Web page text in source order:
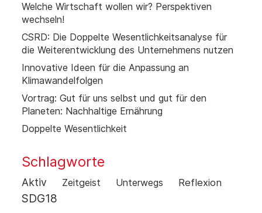
Welche Wirtschaft wollen wir? Perspektiven
wechseln!
CSRD: Die Doppelte Wesentlichkeitsanalyse für
die Weiterentwicklung des Unternehmens nutzen
Innovative Ideen für die Anpassung an
Klimawandelfolgen
Vortrag: Gut für uns selbst und gut für den
Planeten: Nachhaltige Ernährung
Doppelte Wesentlichkeit
Schlagworte
Aktiv Zeitgeist Unterwegs Reflexion
SDG18